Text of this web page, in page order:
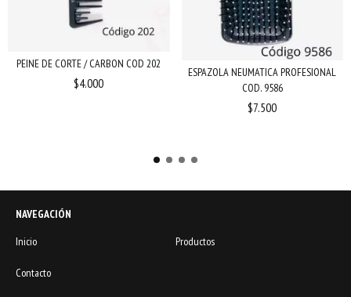
PEINE DE CORTE / CARBON COD 202
$4.000
ESPAZOLA NEUMATICA PROFESIONAL
COD. 9586
$7.500
NAVEGACIÓN
Inicio
Productos
Contacto